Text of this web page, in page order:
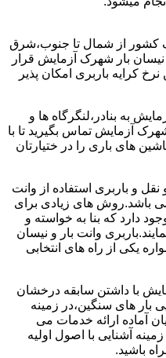
کشور از شمال تا جنوب،شرق
بار شهرک آزمایش قرار
نرخ کرایه باربری امکان پذیر
به بنادر،لنگرگاه ها و
آزمایش تماس بگیرید تا با
های باری را در ختیارتان
و باربری استفاده از وانت
باشد.روش های زیادی برای
دارد که بنا به خواسته و
وانت بار و نیسان
یکی از راه های انتخابی
با داشتن سابقه درخشان
بار های سنگین،در زمینه
آماده ارائه خدمات می
آشنایی با اصول اولیه
باشید.